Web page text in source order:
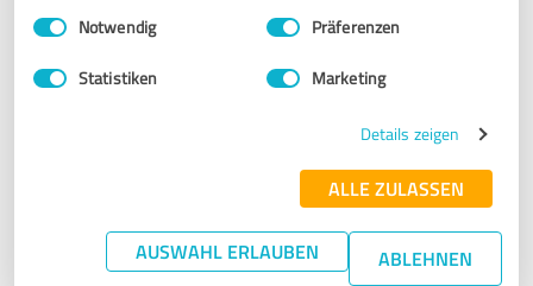
Impressum Datenschutzbestimmungen
Einwilligungsauswahl
Notwendig Präferenzen
Statistiken Marketing
Details zeigen
ALLE ZULASSEN
AUSWAHL ERLAUBEN ABLEHNEN
Erfahrungsbericht & Bewertung zu:
Webdesign, Kundenservice
SEHR GUT Empfehlung